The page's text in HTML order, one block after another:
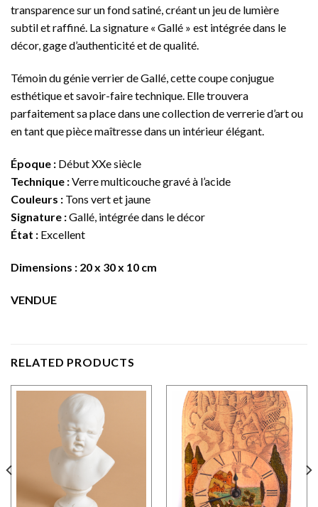
transparence sur un fond satiné, créant un jeu de lumière
subtil et raffiné. La signature « Gallé » est intégrée dans le
décor, gage d’authenticité et de qualité.
Témoin du génie verrier de Gallé, cette coupe conjugue
esthétique et savoir-faire technique. Elle trouvera
parfaitement sa place dans une collection de verrerie d’art ou
en tant que pièce maîtresse dans un intérieur élégant.
Époque : Début XXe siècle
Technique :Verre multicouche gravé à l’acide
Couleurs : Tons vert et jaune
Signature :Gallé, intégrée dans le décor
État : Excellent
Dimensions : 20 x 30 x 10 cm
VENDUE
RELATED PRODUCTS